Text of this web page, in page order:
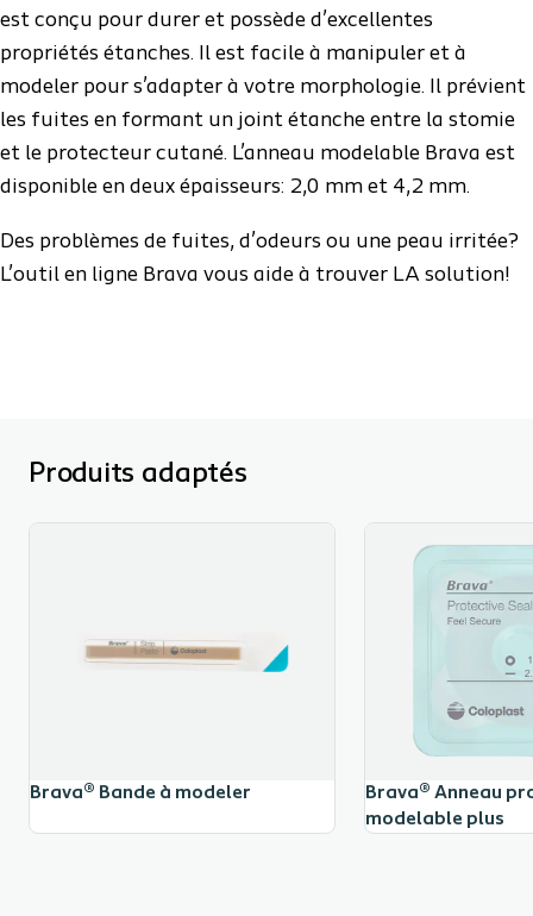
est conçu pour durer et possède d’excellentes
propriétés étanches. Il est facile à manipuler et à
modeler pour s’adapter à votre morphologie. Il prévient
les fuites en formant un joint étanche entre la stomie
et le protecteur cutané. L’anneau modelable Brava est
disponible en deux épaisseurs: 2,0 mm et 4,2 mm.
Des problèmes de fuites, d’odeurs ou une peau irritée?
L’outil en ligne Brava vous aide à trouver LA solution!
Produits adaptés
Brava® Bande à modeler
Brava® Anneau
modelable plus